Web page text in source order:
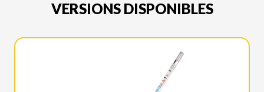
VERSIONS DISPONIBLES